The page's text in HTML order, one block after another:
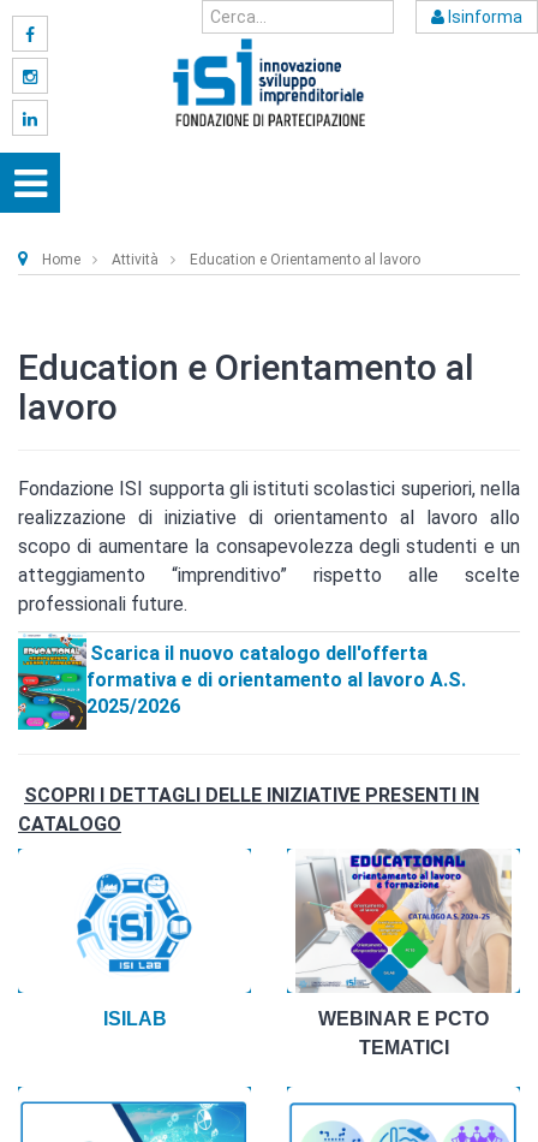
Isinforma
Home Attività Education e Orientamento al lavoro
Education e Orientamento al
lavoro
Fondazione ISI supporta gli istituti scolastici superiori, nella
realizzazione di iniziative di orientamento al lavoro allo
scopo di aumentare la consapevolezza degli studenti e un
atteggiamento “imprenditivo” rispetto alle scelte
professionali future.
Scarica il nuovo catalogo dell'offerta
formativa e di orientamento al lavoro A.S.
2025/2026
SCOPRI I DETTAGLI DELLE INIZIATIVE PRESENTI IN
CATALOGO
ISILAB
WEBINAR E PCTO
TEMATICI